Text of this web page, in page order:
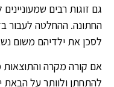
גם זוגות רבים
החתונה. ההחלטה לעבור
לסכן את ילדיהם משום
אם קורה מקרה
להתחתן ולוותר על הבאת